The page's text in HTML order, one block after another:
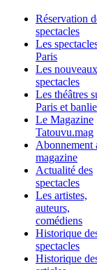
Réservation
spectacles
Les
Paris
Les nouveaux
spectacles
Les théâtres
Paris et
Le Magazine
Tatouvu.mag
Abonnement
magazine
Actualité des
spectacles
Les artistes,
auteurs,
comédiens
Historique
spectacles
Historique